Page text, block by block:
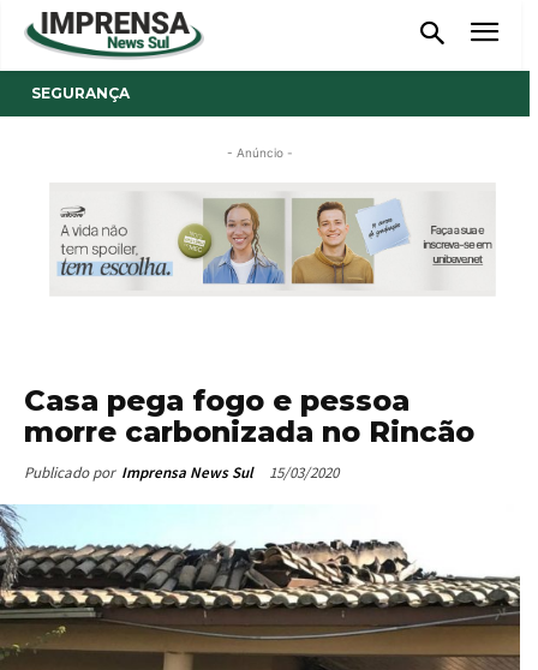
SEGURANÇA
- Anúncio -
Casa pega fogo e pessoa
morre carbonizada no Rincão
Publicado por Imprensa News Sul 15/03/2020